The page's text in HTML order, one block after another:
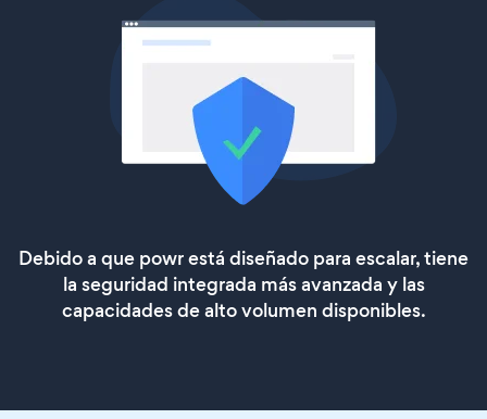
Debido a que powr está diseñado para escalar, tiene
la seguridad integrada más avanzada y las
capacidades de alto volumen disponibles.